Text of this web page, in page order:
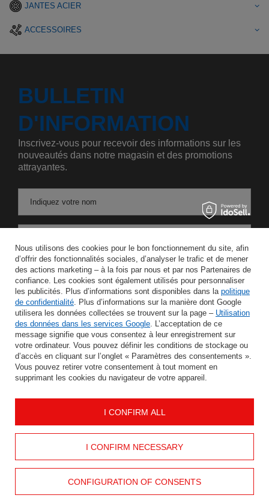
JANTES ACIER
ACCESSOIRES
BULLETIN
D'INFORMATION
Inscrivez-vous pour recevoir des informations sur les
nouveautés dans notre magasin et des promotions
attrayantes.
Indiquez votre nom
J'accepte le traitement de mes données personnelles aux fins et dans le cadre du service Newsletter dans la rubrique
ÉCONOMISER
AIDER
INFORMATION
MON COMPTE
Nous utilisons des cookies pour le bon fonctionnement du site, afin
d’offrir des fonctionnalités sociales, d’analyser le trafic et de mener
des actions marketing – à la fois par nous et par nos Partenaires de
confiance. Les cookies sont également utilisés pour personnaliser
les publicités. Plus d’informations sont disponibles dans la politique
de confidentialité. Plus d’informations sur la manière dont Google
utilisera les données collectées se trouvent sur la page – Utilisation
des données dans les services Google. L’acceptation de ce
message signifie que vous consentez à leur enregistrement sur
votre ordinateur. Vous pouvez définir les conditions de stockage ou
d’accès en cliquant sur l’onglet « Paramètres des consentements ».
Vous pouvez retirer votre consentement à tout moment en
supprimant les cookies du navigateur de votre appareil.
I CONFIRM NECESSARY
CONFIGURATION OF CONSENTS
I CONFIRM ALL